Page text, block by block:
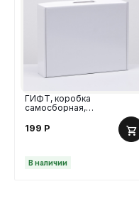
ГИФТ, коробка
самосборная,
ламинированная, 25х32х8
см, белый
199 Р
В наличии